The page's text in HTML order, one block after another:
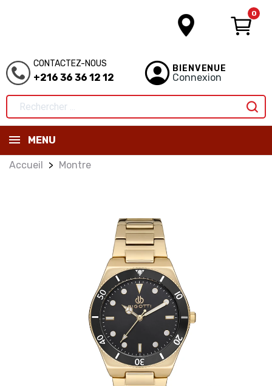
0
CONTACTEZ-NOUS
+216 36 36 12 12
BIENVENUE
Connexion
MENU
Accueil Montre